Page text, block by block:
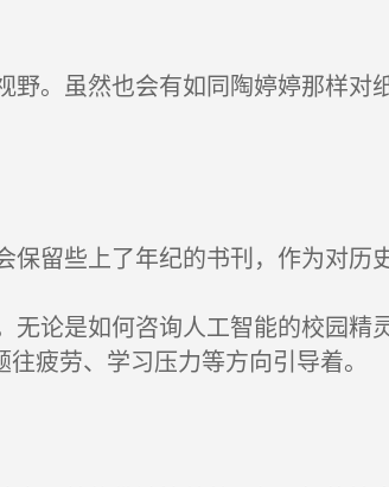
。虽然也会有如同陶婷婷那样对
留些上了年纪的书刊，作为对历
论是如何咨询人工智能的校园精
疲劳、学习压力等方向引导着。